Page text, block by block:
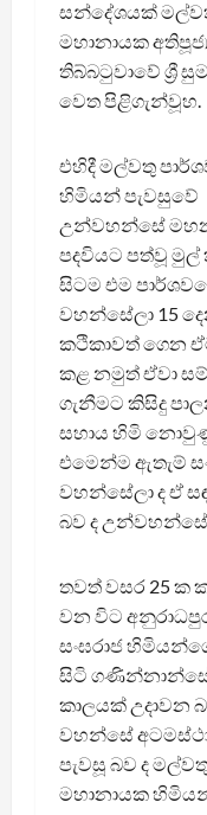
සන්දේශයක්
මහානායක
තිබ්බටුවාවේ ශ්‍රී
වෙත පිළිගැන්වූහ.
එහිදී මල්වතු
හිමියන් පැවසුවේ
උන්වහන්සේ
පදවියට පත්වූ මුල්
සිටම එම
වහන්සේලා 15
කථිකාවත් ගෙන
කළ නමුත් ඒවා
ගැනීමට කිසිදු
සහාය හිමි
එමෙන්ම ඇතැම්
වහන්සේලා ද ඒ
බව ද උන්වහන්සේ
තවත් වසර 25 ක
වන විට
සංඝරාජ
සිටි
කාලයක් උදාවන
වහන්සේ
පැවසූ බව ද
මහානායක